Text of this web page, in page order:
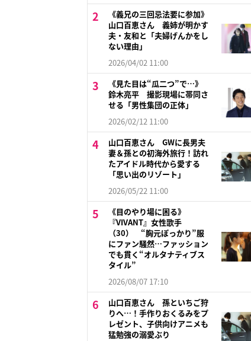
《義兄の三回忌法要に参加》
山口百恵さん 義姉が明かす
夫・友和と「夫婦げんかをし
ない理由」
2026/04/02 11:00
《見た目は“瓜二つ”で…》
鈴木亮平 撮影現場に帯同さ
せる「男性集団の正体」
2026/02/12 11:00
山口百恵さん GWに長男夫
妻＆孫との初海外旅行！訪れ
たアイドル時代から愛する
「思い出のリゾート」
2026/05/22 11:00
《目のやり場に困る》
『VIVANT』女性歌手
（30） “胸元ぽっかり”服
にファン騒然…ファッション
でも貫く“オルタナティブス
タイル”
2026/08/07 17:10
山口百恵さん 孫といちご狩
りへ…！手作りおくるみをプ
レゼント、子供向けアニメも
猛勉強の溺愛ぶり